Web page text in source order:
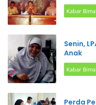
Kabar Bima
Senin,
Anak
Kabar Bima
Perda